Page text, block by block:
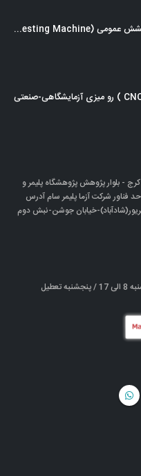
دستگاه تنسایل آزمون کشش عمومی (Universal Tensile Testing Machine)
15 اتوبان تهران کرج - بلوار پژوهش پژوهشگاه پلیمر و
فناور شرکت آزما پلیمر سام آدرس
کیلومتر 5 جاده قدیم کرج-خیابان 17 شهریور(شادآباد)-خیابان جوشن-نبش دوم
تعطیل